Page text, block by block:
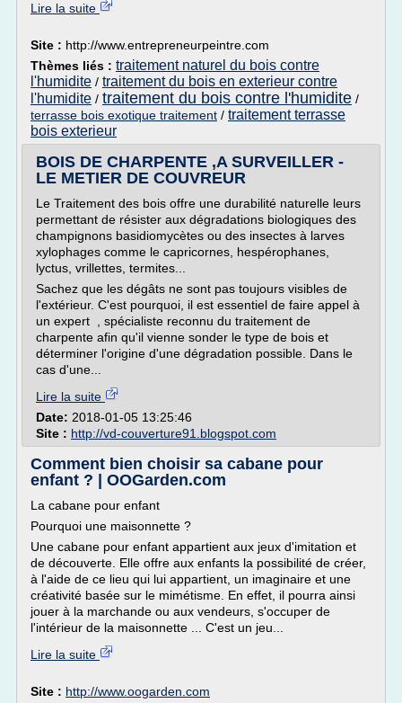
Lire la suite
Site : http://www.entrepreneurpeintre.com
Thèmes liés : traitement naturel du bois contre
l'humidite / traitement du bois en exterieur contre
l'humidite / traitement du bois contre l'humidite /
terrasse bois exotique traitement / traitement terrasse
bois exterieur
BOIS DE CHARPENTE ,A SURVEILLER -
LE METIER DE COUVREUR
Le Traitement des bois offre une durabilité naturelle leurs
permettant de résister aux dégradations biologiques des
champignons basidiomycètes ou des insectes à larves
xylophages comme le capricornes, hespérophanes,
lyctus, vrillettes, termites...
Sachez que les dégâts ne sont pas toujours visibles de
l'extérieur. C'est pourquoi, il est essentiel de faire appel à
un expert , spécialiste reconnu du traitement de
charpente afin qu'il vienne sonder le type de bois et
déterminer l'origine d'une dégradation possible. Dans le
cas d'une...
Lire la suite
Date: 2018-01-05 13:25:46
Site : http://vd-couverture91.blogspot.com
Comment bien choisir sa cabane pour
enfant ? | OOGarden.com
La cabane pour enfant
Pourquoi une maisonnette ?
Une cabane pour enfant appartient aux jeux d'imitation et
de découverte. Elle offre aux enfants la possibilité de créer,
à l'aide de ce lieu qui lui appartient, un imaginaire et une
créativité basée sur le mimétisme. En effet, il pourra ainsi
jouer à la marchande ou aux vendeurs, s'occuper de
l'intérieur de la maisonnette ... C'est un jeu...
Lire la suite
Site : http://www.oogarden.com